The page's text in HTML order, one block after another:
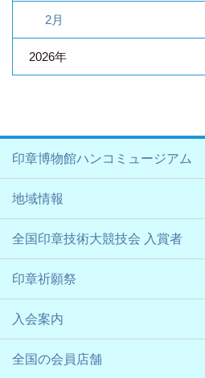
2月
2026年
印章博物館ハンコミュージアム
地域情報
全国印章技術大競技会 入賞者
印章祈願祭
入会案内
全国の会員店舗